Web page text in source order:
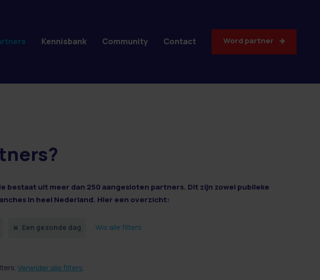
bestaat uit meer dan 250 aangesloten partners. Dit zijn zowel publieke
in heel Nederland. Hier een overzicht:
Een gezonde dag Wis alle filters
Verwijder alle filters.
Kennisbank Community Contact Word partner